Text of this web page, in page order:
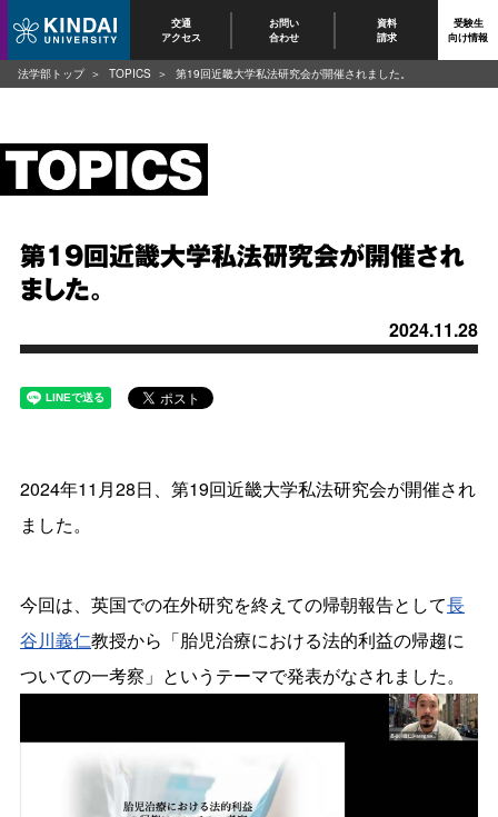
交通
アクセス
お問い
合わせ
資料
請求
受験生
向け情報
第19回近畿大学私法研究会が開催され
ました。
2024.11.28
2024年11月28日、第19回近畿大学私法研究会が開催され
ました。
今回は、英国での在外研究を終えての帰朝報告として長
谷川義仁教授から「胎児治療における法的利益の帰趨に
ついての一考察」というテーマで発表がなされました。
法学部トップ TOPICS 第19回近畿大学私法研究会が開催されました。